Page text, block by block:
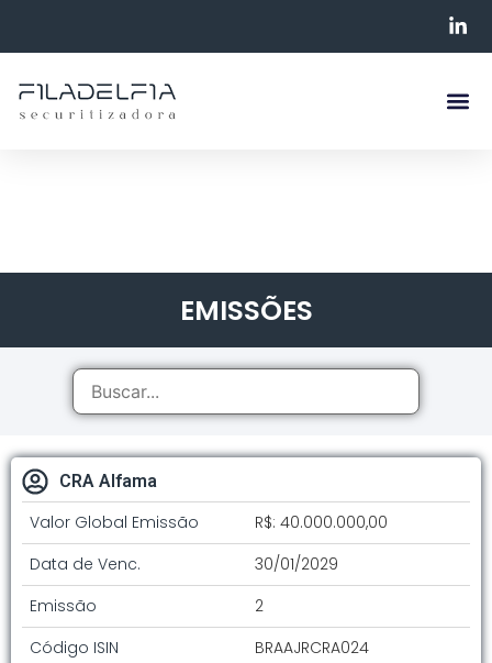
EMISSÕES
CRA Alfama
Valor Global Emissão
R$: 40.000.000,00
Data de Venc.
30/01/2029
Emissão
2
Código ISIN
BRAAJRCRA024